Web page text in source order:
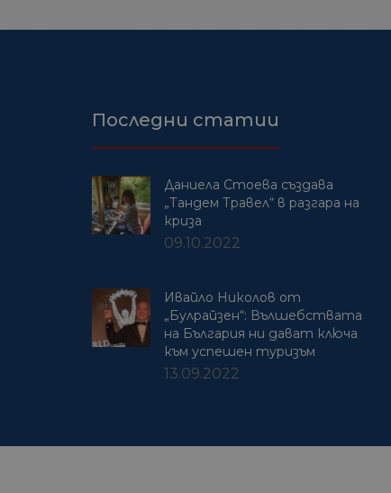
Последни статии
Даниела Стоева създава
„Тандем Травел“ в разгара на
криза
09.10.2022
Ивайло Николов от
„Булрайзен“: Вълшебствата
на България ни дават ключа
към успешен туризъм
13.09.2022